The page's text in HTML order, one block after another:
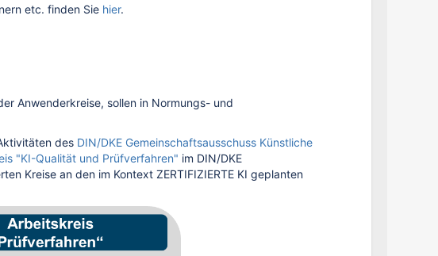
etc. finden Sie hier.
Anwenderkreise, sollen in Normungs- und
des DIN/DKE Gemeinschaftsausschuss Künstliche
"KI-Qualität und Prüfverfahren" im DIN/DKE
Kreise an den im Kontext ZERTIFIZIERTE KI geplanten